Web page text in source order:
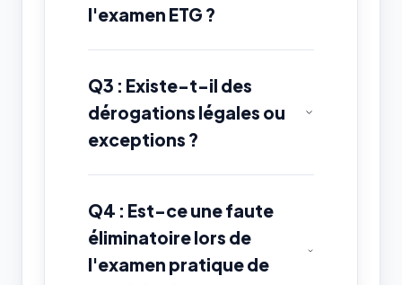
l'examen ETG ?
Q3 : Existe-t-il des
dérogations légales ou
exceptions ?
Q4 : Est-ce une faute
éliminatoire lors de
l'examen pratique de